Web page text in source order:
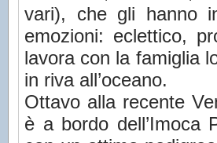
vari), che gli hanno
emozioni: eclettico,
lavora con la famiglia
in riva all’oceano.
Ottavo alla recente
è a bordo dell’Imoca